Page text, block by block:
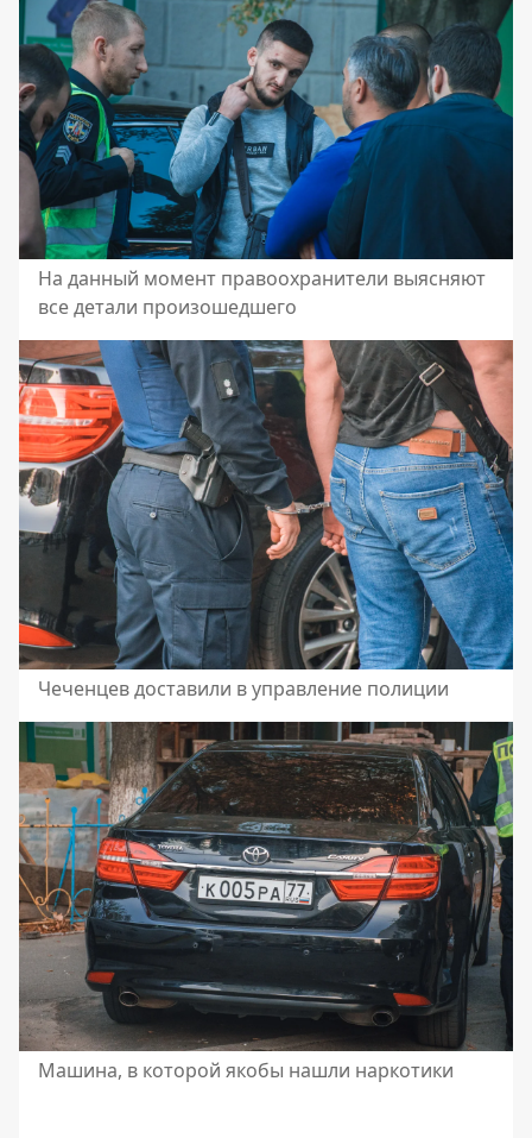
На данный момент правоохранители выясняют
все детали произошедшего
Чеченцев доставили в управление полиции
Машина, в которой якобы нашли наркотики